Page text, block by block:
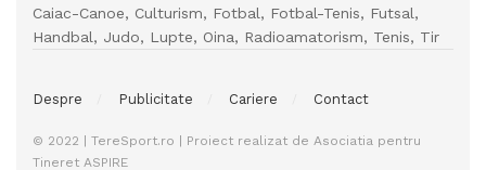
Caiac-Canoe, Culturism, Fotbal, Fotbal-Tenis, Futsal,
Handbal, Judo, Lupte, Oina, Radioamatorism, Tenis, Tir
Despre Publicitate Cariere Contact
© 2022 | TereSport.ro | Proiect realizat de Asociatia pentru
Tineret ASPIRE